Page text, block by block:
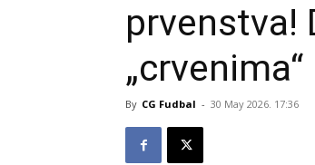
prvenstva!
„crvenima“
By CG Fudbal - 30 May 2026. 17:36